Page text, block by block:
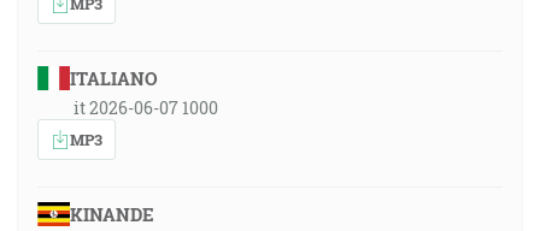
ITALIANO
it 2026-06-07 1000
MP3
KINANDE